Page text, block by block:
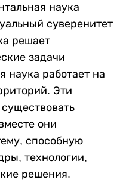
наука
суверенитет
решает
задачи
наука работает на
Эти
они
способную
технологии,
решения.